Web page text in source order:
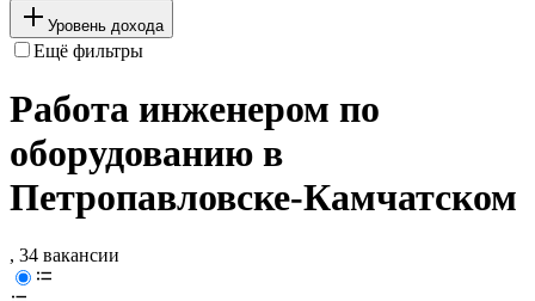
Уровень дохода
Ещё фильтры
Работа инженером по
оборудованию в
Петропавловске-Камчатском
, 34 вакансии